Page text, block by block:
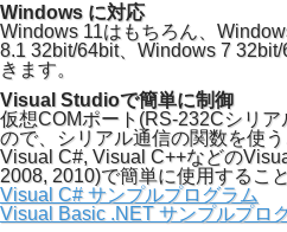
Windows に対応
Windows 11はもちろん、
8.1 32bit/64bit、Windows 7
きます。
Visual Studioで簡単に制御
仮想COMポート(RS-232Cシリ
ので、シリアル通信の関数を使
Visual C#, Visual C++などの
2008, 2010)で簡単に使用するこ
Visual C# サンプルプログラム
Visual Basic .NET サンプルプロ